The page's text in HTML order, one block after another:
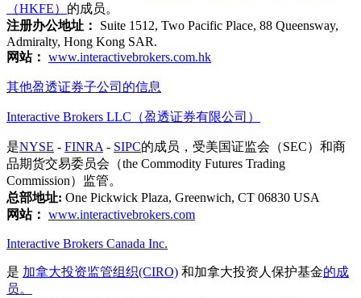
（HKFE） 的成员。
注册办公地址：
Suite 1512, Two Pacific Place, 88 Queensway,
Admiralty, Hong Kong SAR.
网站： www.interactivebrokers.com.hk
其他盈透证券子公司的信息
Interactive Brokers LLC（盈透证券有限公司）
是NYSE - FINRA- SIPC的成员，受美国证监会（SEC）和商
品期货交易委员会（the Commodity Futures Trading
Commission）监管。
总部地址: One Pickwick Plaza, Greenwich, CT 06830 USA
网站： www.interactivebrokers.com
Interactive Brokers Canada Inc.
是 加拿大投资监管组织(CIRO) 和加拿大投资人保护基金的成
员。